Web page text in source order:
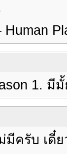
Human
1. มี
มีครับ เดี๋